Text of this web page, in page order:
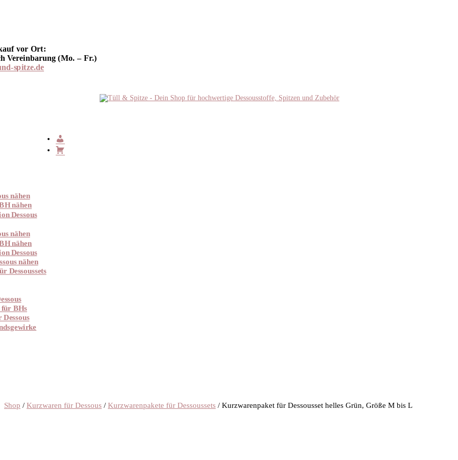
vor Ort:
Vereinbarung (Mo. – Fr.)
spitze.de
nähen
nähen
Dessous
nähen
nähen
Dessous
nähen
Dessoussets
für BHs
Shop / Kurzwaren für Dessous / Kurzwarenpakete für Dessoussets / Kurzwarenpaket für Dessousset helles Grün, Größe M bis L